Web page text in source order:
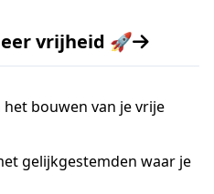
vrijheid 🚀
bouwen van je vrije
gelijkgestemden waar je